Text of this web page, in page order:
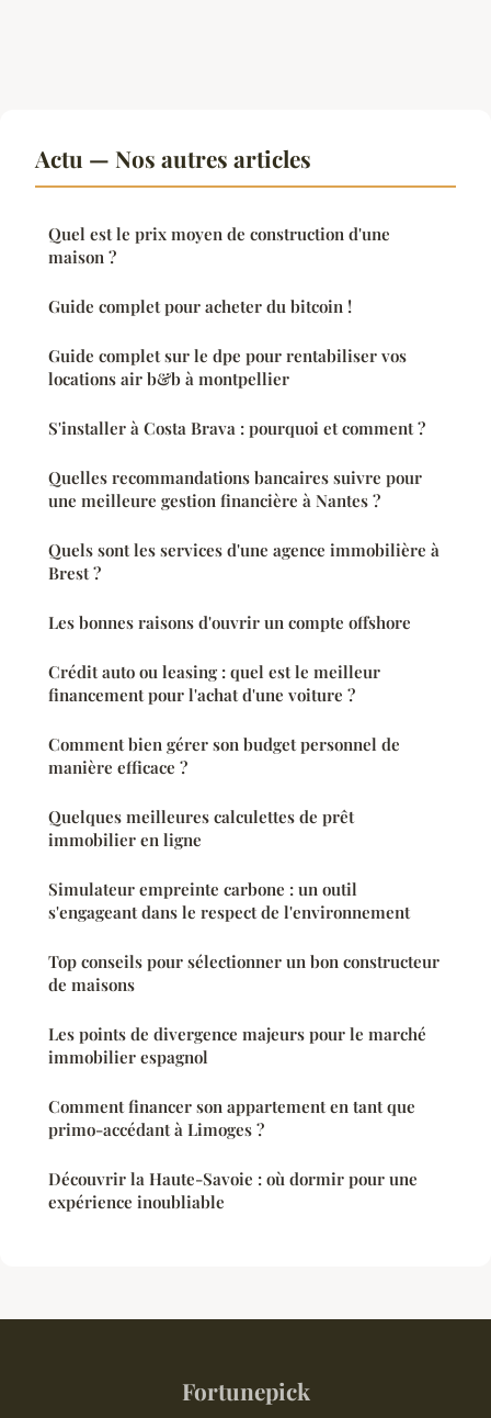
Actu — Nos autres articles
Quel est le prix moyen de construction d'une
maison ?
Guide complet pour acheter du bitcoin !
Guide complet sur le dpe pour rentabiliser vos
locations air b&b à montpellier
S'installer à Costa Brava : pourquoi et comment ?
Quelles recommandations bancaires suivre pour
une meilleure gestion financière à Nantes ?
Quels sont les services d'une agence immobilière à
Brest ?
Les bonnes raisons d'ouvrir un compte offshore
Crédit auto ou leasing : quel est le meilleur
financement pour l'achat d'une voiture ?
Comment bien gérer son budget personnel de
manière efficace ?
Quelques meilleures calculettes de prêt
immobilier en ligne
Simulateur empreinte carbone : un outil
s'engageant dans le respect de l'environnement
Top conseils pour sélectionner un bon constructeur
de maisons
Les points de divergence majeurs pour le marché
immobilier espagnol
Comment financer son appartement en tant que
primo-accédant à Limoges ?
Découvrir la Haute-Savoie : où dormir pour une
expérience inoubliable
Fortunepick